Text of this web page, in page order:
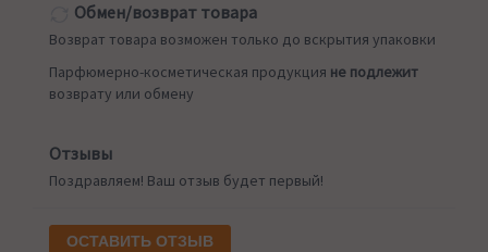
Обмен/возврат товара
Возврат товара возможен только до вскрытия упаковки
Парфюмерно-косметическая продукция не подлежит
возврату или обмену
Отзывы
Поздравляем! Ваш отзыв будет первый!
ОСТАВИТЬ ОТЗЫВ